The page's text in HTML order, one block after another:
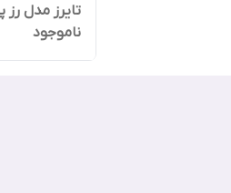
تایرز مدل رز
ناموجود